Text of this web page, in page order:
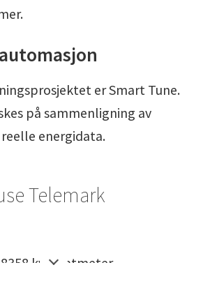
er Smart Tune.
på sammenligning av
energidata.
Telemark
kvadratmeter.